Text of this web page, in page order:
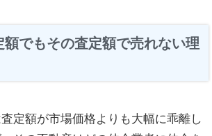
でもその査定額で売れない理
定額が市場価格よりも大幅に乖離し